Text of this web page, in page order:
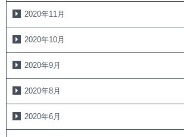
2020年11月
2020年10月
2020年9月
2020年8月
2020年6月